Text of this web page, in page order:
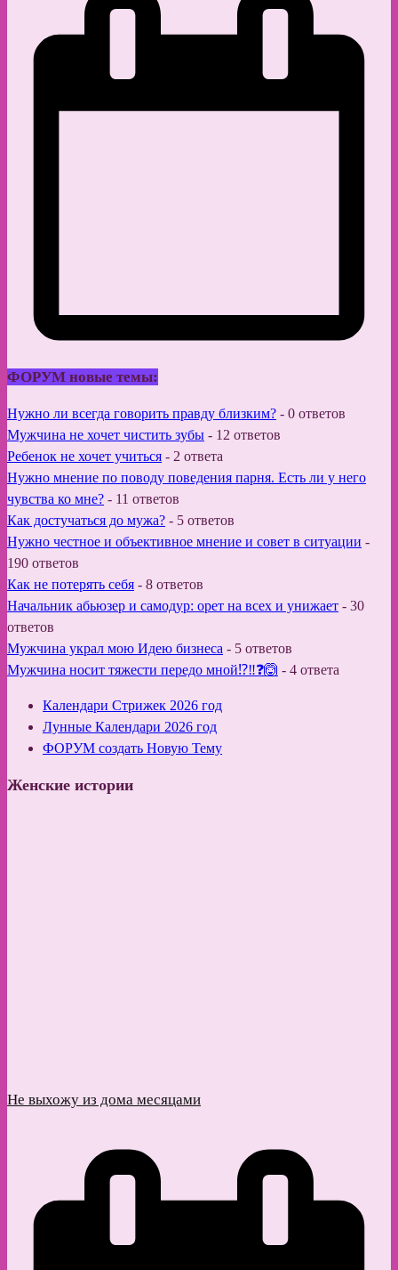
ФОРУМ новые темы:
Нужно ли всегда говорить правду близким? - 0 ответов
Мужчина не хочет чистить зубы - 12 ответов
Ребенок не хочет учиться - 2 ответа
Нужно мнение по поводу поведения парня. Есть ли у него
чувства ко мне? - 11 ответов
Как достучаться до мужа? - 5 ответов
Нужно честное и объективное мнение и совет в ситуации -
190 ответов
Как не потерять себя - 8 ответов
Начальник абьюзер и самодур: орет на всех и унижает - 30
ответов
Мужчина украл мою Идею бизнеса - 5 ответов
Мужчина носит тяжести передо мной⁉️‼️❓🙆 - 4 ответа
Календари Стрижек 2026 год
Лунные Календари 2026 год
ФОРУМ создать Новую Тему
Женские истории
Не выхожу из дома месяцами